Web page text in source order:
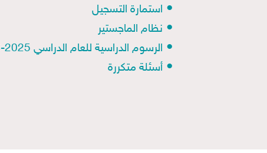
• استمارة التسجيل
• نظام الماجستير
• الرسوم الدراسية للعام الدراسي 2025-2026
•أسئلة متكررة